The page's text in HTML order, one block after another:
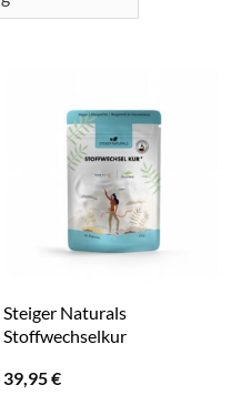
Steiger Naturals
Stoffwechselkur
39,95€